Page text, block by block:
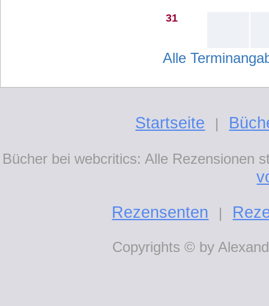
31
Alle
Startseite |
Bücher bei webcritics: Alle Rezensionen
Rezensenten
|
Copyrights © by